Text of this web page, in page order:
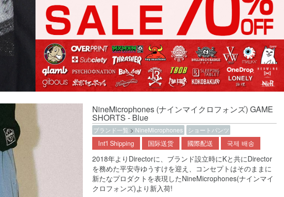
NineMicrophones (ナインマイクロフォンズ) GAME
SHORTS - Blue
ブランド一覧 > NineMicrophones ショートパンツ
Int'l Shipping 国际送货 國際配送 국제 배송
2018年よりDirectorに、ブランド設立時にKと共にDirector
を務めた平安寺ゆうすけを迎え、コンセプトはそのままに
新たなプロダクトを表現したNineMicrophones(ナインマイ
クロフォンズ)より新入荷!